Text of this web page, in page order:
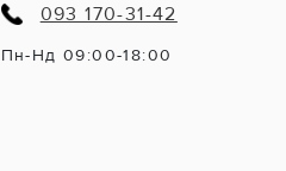
093 170-31-42
Пн-Нд 09:00-18:00